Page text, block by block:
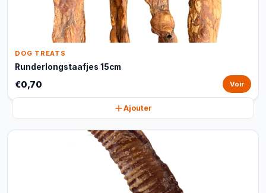
DOG TREATS
Runderlongstaafjes 15cm
€0,70 Voir
Ajouter